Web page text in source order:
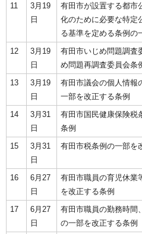
11
3月19
日
有田市が設置する都市
化のために必要な特定
る基準を定める条例の
12
3月19
日
有田市いじめ問題調査
め問題再調査委員会条
13
3月19
日
有田市議会の個人情報
一部を改正する条例
14
3月31
日
有田市国民健康保険税
条例
15
3月31
日
有田市税条例の一部を
16
6月27
日
有田市職員の育児休業
を改正する条例
17
6月27
日
有田市職員の勤務時間
の一部を改正する条例